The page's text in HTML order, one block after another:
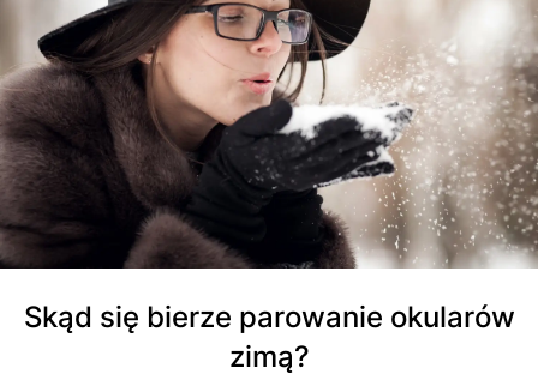
Skąd się bierze parowanie okularów
zimą?